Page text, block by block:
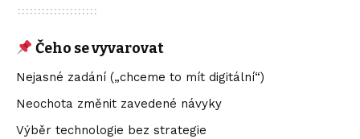
Čeho se vyvarovat
Nejasné zadání („chceme to mít digitální“)
Neochota změnit zavedené návyky
Výběr technologie bez strategie